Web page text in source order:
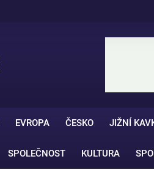
EVROPA ČESKO JIŽNÍ
SPOLEČNOST KULTURA